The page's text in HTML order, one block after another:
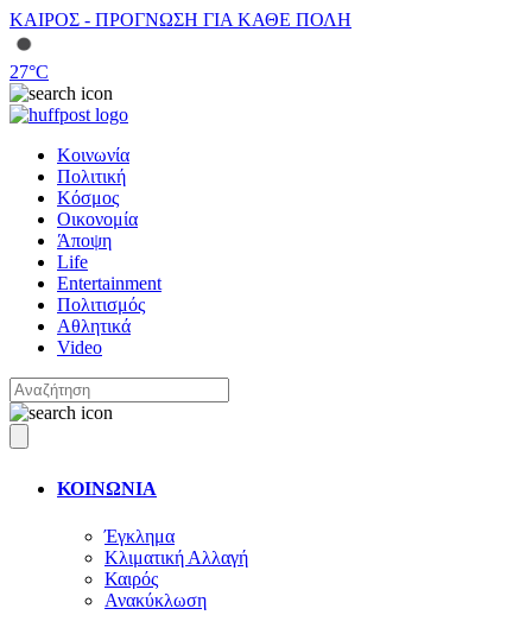
ΚΑΙΡΟΣ - ΠΡΟΓΝΩΣΗ ΓΙΑ ΚΑΘΕ ΠΟΛΗ
27°C
Κοινωνία
Πολιτική
Κόσμος
Οικονομία
Άποψη
Life
Entertainment
Πολιτισμός
Αθλητικά
Video
ΚΟΙΝΩΝΙΑ
Έγκλημα
Κλιματική Αλλαγή
Καιρός
Ανακύκλωση